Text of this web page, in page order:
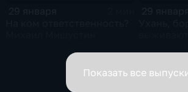
вице-премьеров
Показать все